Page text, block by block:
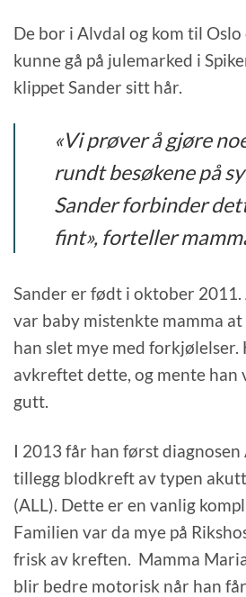
De bor i Alvdal og kom til Oslo
kunne gå på julemarked i
klippet Sander sitt hår.
«Vi prøver å gjøre
rundt besøkene på
Sander forbinder
fint», forteller
Sander er født i oktober 2011.
var baby mistenkte mamma
han slet mye med forkjølelser.
avkreftet dette, og mente han
gutt.
I 2013 får han først diagnosen
tillegg blodkreft av typen
(ALL). Dette er en vanlig
Familien var da mye på
frisk av kreften. Mamma
blir bedre motorisk når han